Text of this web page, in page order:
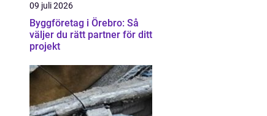
09 juli 2026
Byggföretag i Örebro: Så
väljer du rätt partner för ditt
projekt